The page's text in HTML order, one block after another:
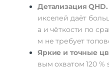
Детализация QHD.
икселей даёт
а и чёткости по
м не требует
Яркие и точные
вым охватом 120%